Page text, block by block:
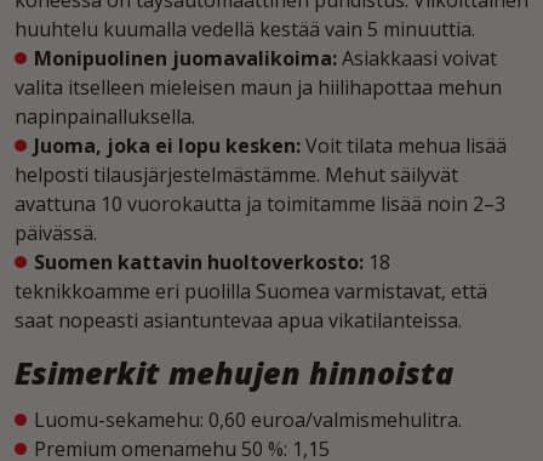
huuhtelu kuumalla vedellä kestää vain 5 minuuttia.
Monipuolinen juomavalikoima:Asiakkaasi voivat
valita itselleen mieleisen maun ja hiilihapottaa mehun
napinpainalluksella.
Juoma, joka ei lopu kesken:Voit tilata mehua lisää
helposti tilausjärjestelmästämme. Mehut säilyvät
avattuna 10 vuorokautta ja toimitamme lisää noin 2–3
päivässä.
Suomen kattavin huoltoverkosto: 18
teknikkoamme eri puolilla Suomea varmistavat, että
saat nopeasti asiantuntevaa apua vikatilanteissa.
Esimerkit mehujen hinnoista
Luomu-sekamehu: 0,60 euroa/valmismehulitra.
Premium omenamehu 50 %: 1,15